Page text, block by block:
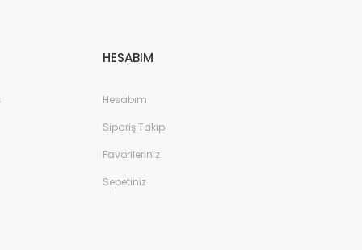
HESABIM
Hesabım
Sipariş Takip
Favorileriniz
Sepetiniz